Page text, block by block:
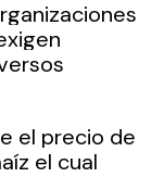
el precio de
el cual